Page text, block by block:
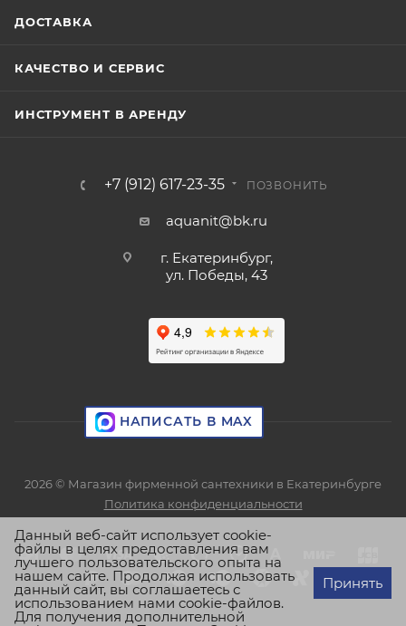
ДОСТАВКА
КАЧЕСТВО И СЕРВИС
ИНСТРУМЕНТ В АРЕНДУ
+7 (912) 617-23-35 ПОЗВОНИТЬ
aquanit@bk.ru
г. Екатеринбург,
ул. Победы, 43
НАПИСАТЬ В MAX
2026 © Магазин фирменной сантехники в Екатеринбурге
Политика конфиденциальности
Данный веб-сайт использует cookie-
файлы в целях предоставления вам
лучшего пользовательского опыта на
нашем сайте. Продолжая использовать
данный сайт, вы соглашаетесь с
использованием нами cookie-файлов.
Для получения дополнительной
Принять